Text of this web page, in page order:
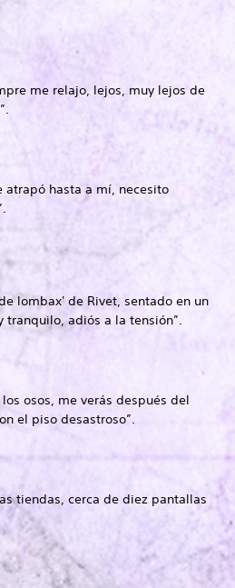
me relajo, lejos, muy lejos de
atrapó hasta a mí, necesito
lombax' de Rivet, sentado en un
adiós a la tensión”.
osos, me verás después del
el piso desastroso”.
tiendas, cerca de diez pantallas